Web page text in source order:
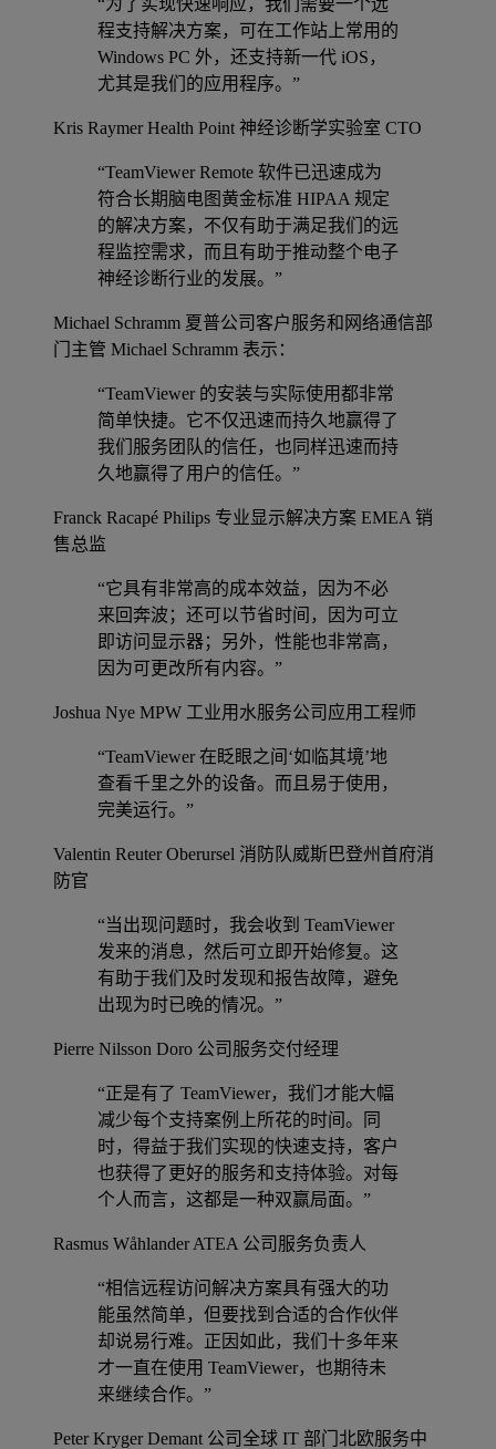
程支持解决方案，可在工作站上常用的
Windows PC 外，还支持新一代 iOS，
尤其是我们的应用程序。”
Kris Raymer Health Point 神经诊断学实验室 CTO
“TeamViewer Remote 软件已迅速成为
符合长期脑电图黄金标准 HIPAA 规定
的解决方案，不仅有助于满足我们的远
程监控需求，而且有助于推动整个电子
神经诊断行业的发展。”
Michael Schramm 夏普公司客户服务和网络通信部
门主管 Michael Schramm 表示：
“TeamViewer 的安装与实际使用都非常
简单快捷。它不仅迅速而持久地赢得了
我们服务团队的信任，也同样迅速而持
久地赢得了用户的信任。”
Franck Racapé Philips 专业显示解决方案 EMEA 销
售总监
“它具有非常高的成本效益，因为不必
来回奔波；还可以节省时间，因为可立
即访问显示器；另外，性能也非常高，
因为可更改所有内容。”
Joshua Nye MPW 工业用水服务公司应用工程师
“TeamViewer 在眨眼之间‘如临其境’地
查看千里之外的设备。而且易于使用，
完美运行。”
Valentin Reuter Oberursel 消防队威斯巴登州首府消
防官
“当出现问题时，我会收到 TeamViewer
发来的消息，然后可立即开始修复。这
有助于我们及时发现和报告故障，避免
出现为时已晚的情况。”
Pierre Nilsson Doro 公司服务交付经理
“正是有了 TeamViewer，我们才能大幅
减少每个支持案例上所花的时间。同
时，得益于我们实现的快速支持，客户
也获得了更好的服务和支持体验。对每
个人而言，这都是一种双赢局面。”
Rasmus Wåhlander ATEA 公司服务负责人
“相信远程访问解决方案具有强大的功
能虽然简单，但要找到合适的合作伙伴
却说易行难。正因如此，我们十多年来
才一直在使用 TeamViewer，也期待未
来继续合作。”
Peter Kryger Demant 公司全球 IT 部门北欧服务中